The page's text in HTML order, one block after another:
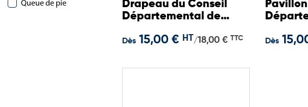
Queue de pie
Drapeau du Conseil
Départemental de
Dès 15,00 € HT/18,00 € TTC Dès